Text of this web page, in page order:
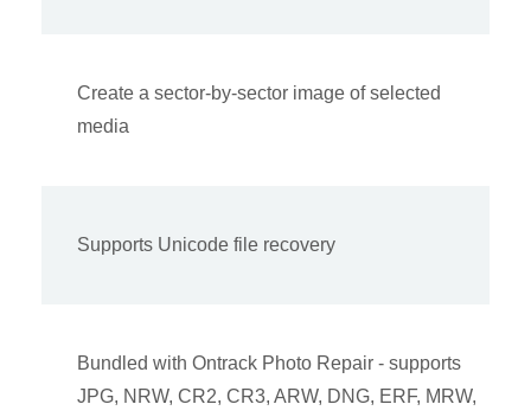
Create a sector-by-sector image of selected
media
Supports Unicode file recovery
Bundled with Ontrack Photo Repair - supports
JPG, NRW, CR2, CR3, ARW, DNG, ERF, MRW,